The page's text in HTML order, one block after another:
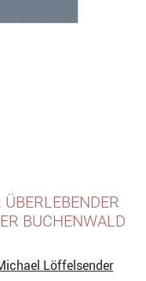
BUCHENWALD
Löffelsender